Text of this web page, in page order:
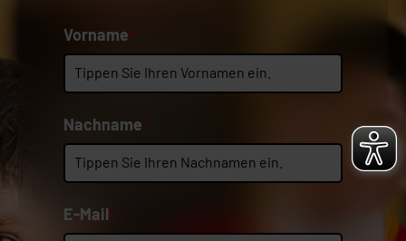
Vorname*
Nachname*
E-Mail*